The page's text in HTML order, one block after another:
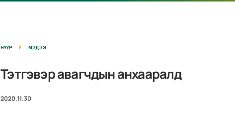
НҮҮР МЭДЭЭ
Тэтгэвэр авагчдын анхааралд
2020.11.30